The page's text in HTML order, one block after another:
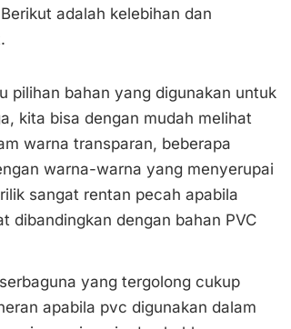
adalah kelebihan dan
pilihan bahan yang digunakan untuk
kita bisa dengan mudah melihat
warna transparan, beberapa
warna-warna yang menyerupai
sangat rentan pecah apabila
dibandingkan dengan bahan PVC
yang tergolong cukup
apabila pvc digunakan dalam